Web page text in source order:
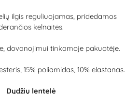
ilgis reguliuojamas, pridedamos
kelnaitės.
dovanojimui tinkamoje pakuotėje.
15% poliamidas, 10% elastanas.
Dydžių lentelė